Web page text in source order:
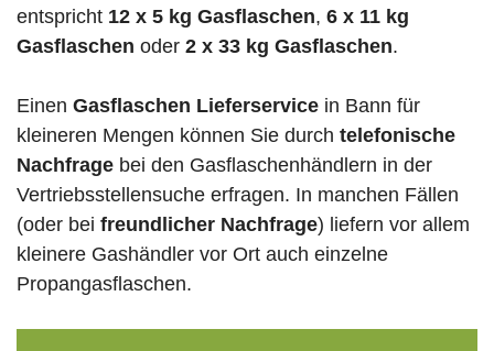
entspricht 12 x 5 kg Gasflaschen, 6 x 11 kg
Gasflaschen oder 2 x 33 kg Gasflaschen.
Einen Gasflaschen Lieferservice in Bann für
kleineren Mengen können Sie durch telefonische
Nachfrage bei den Gasflaschenhändlern in der
Vertriebsstellensuche erfragen. In manchen Fällen
(oder bei freundlicher Nachfrage) liefern vor allem
kleinere Gashändler vor Ort auch einzelne
Propangasflaschen.